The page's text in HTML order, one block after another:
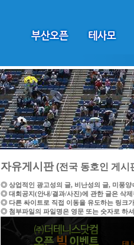
자유게시판(전국 동호인 게시
◎ 상업적인 광고성의 글, 비난성의 글, 미풍양
◎ 대회공지(안내/결과/사진)에 관한 글은 삭제
◎ 다른 싸이트로 직접 이동을 유도하는 링크
◎ 첨부파일의 파일명은 영문 또는 숫자로 하